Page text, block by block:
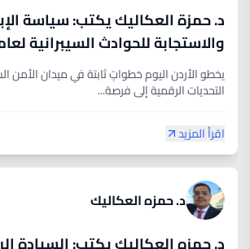
د. حمزة العكاليك يكتب: سياسة
والاستجابة للحوادث السيبرانية لعام
يخطو الأردن اليوم خطواتٍ ثابتة في ميدان الأمن
التحديات الرقمية إلى فرصة...
اقرأ المزيد
د. حمزه العكاليك